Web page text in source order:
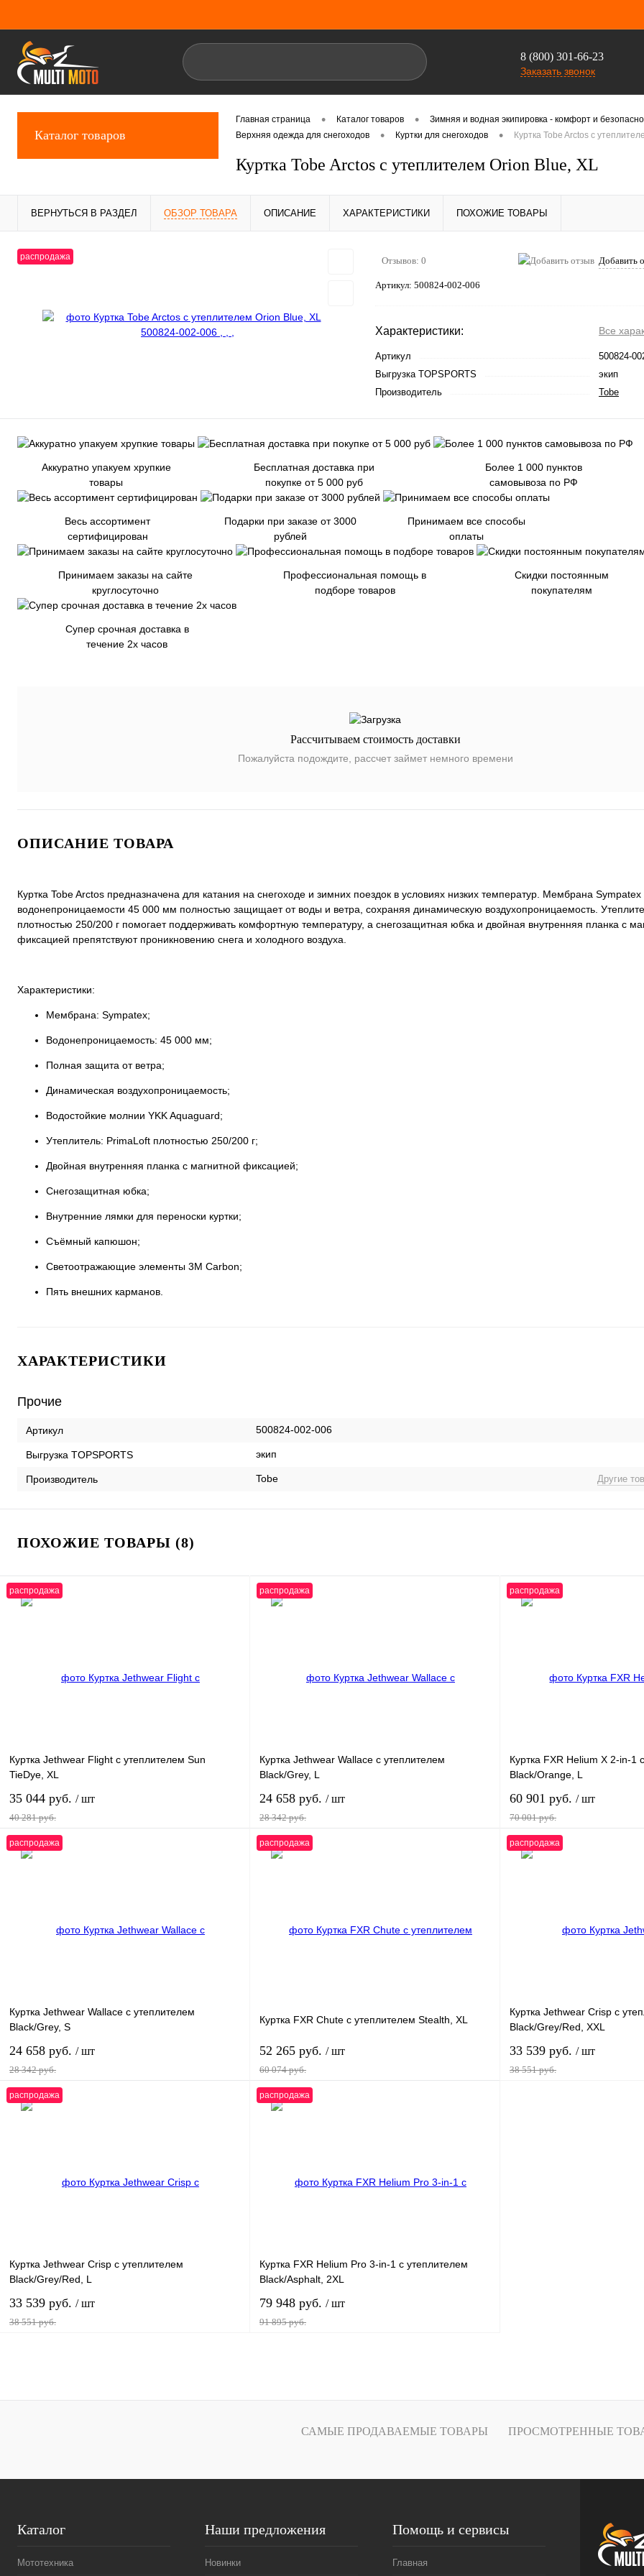
8 (800) 301-66-23
Заказать звонок
Каталог товаров
Главная страница • Каталог товаров •
Зимняя и водная экипировка - комфорт и
Верхняя одежда для снегоходов
• Куртки для снегоходов • Куртка Tobe Arctos с
Куртка Tobe Arctos с утеплителем Orion Blue, XL
ВЕРНУТЬСЯ В РАЗДЕЛ ОБЗОР ТОВАРА ОПИСАНИЕ ХАРАКТЕРИСТИКИ ПОХОЖИЕ ТОВАРЫ
распродажа Отзывов: 0 Добавить
Артикул: 500824-002-006
Характеристики: Все
Артикул
500824-
Выгрузка TOPSPORTS
экип
Производитель
Tobe
Аккуратно упакуем хрупкие
товары
Бесплатная доставка при
покупке от 5 000 руб
Более 1 000 пунктов
самовывоза по РФ
Весь ассортимент
сертифицирован
Подарки при заказе от 3000
рублей
Принимаем все способы
оплаты
Принимаем заказы на сайте
круглосуточно
Профессиональная помощь в
подборе товаров
Скидки постоянным
покупателям
Супер срочная доставка в
течение 2х часов
Рассчитываем стоимость доставки
Пожалуйста подождите, рассчет займет немного времени
ОПИСАНИЕ ТОВАРА
Куртка Tobe Arctos предназначена для катания на снегоходе и зимних поездок в условиях низких температур. Мембрана Sympatex
водонепроницаемости 45 000 мм полностью защищает от воды и ветра, сохраняя динамическую воздухопроницаемость.
плотностью 250/200 г помогает поддерживать комфортную температуру, а снегозащитная юбка и двойная внутренняя планка с
фиксацией препятствуют проникновению снега и холодного воздуха.
Характеристики:
Мембрана: Sympatex;
Водонепроницаемость: 45 000 мм;
Полная защита от ветра;
Динамическая воздухопроницаемость;
Водостойкие молнии YKK Aquaguard;
Утеплитель: PrimaLoft плотностью 250/200 г;
Двойная внутренняя планка с магнитной фиксацией;
Снегозащитная юбка;
Внутренние лямки для переноски куртки;
Съёмный капюшон;
Светоотражающие элементы 3M Carbon;
Пять внешних карманов.
ХАРАКТЕРИСТИКИ
Прочие
Артикул 500824-002-006
Выгрузка TOPSPORTS экип
Производитель Tobe Другие
ПОХОЖИЕ ТОВАРЫ (8)
распродажа
Куртка Jethwear Flight с утеплителем Sun
TieDye, XL
35 044 руб. / шт
40 281 руб.
наличии
распродажа
Куртка Jethwear Wallace с утеплителем
Black/Grey, L
24 658 руб. / шт
28 342 руб.
наличии
распродажа
Куртка FXR Helium X 2-in-1
Black/Orange, L
60 901 руб. / шт
70 001 руб.
распродажа
Куртка Jethwear Wallace с утеплителем
Black/Grey, S
24 658 руб. / шт
28 342 руб.
наличии
распродажа
Куртка FXR Chute с утеплителем Stealth, XL
52 265 руб. / шт
60 074 руб.
наличии
распродажа
Куртка Jethwear Crisp с
Black/Grey/Red, XXL
33 539 руб. / шт
38 551 руб.
распродажа
Куртка Jethwear Crisp с утеплителем
Black/Grey/Red, L
33 539 руб. / шт
38 551 руб.
Купить в 1 клик К сравнению
распродажа
Куртка FXR Helium Pro 3-in-1 с утеплителем
Black/Asphalt, 2XL
79 948 руб. / шт
91 895 руб.
Купить в 1 клик К сравнению
САМЫЕ ПРОДАВАЕМЫЕ ТОВАРЫ ПРОСМОТРЕННЫЕ
Каталог
Мототехника
Наши предложения
Новинки
Помощь и сервисы
Главная